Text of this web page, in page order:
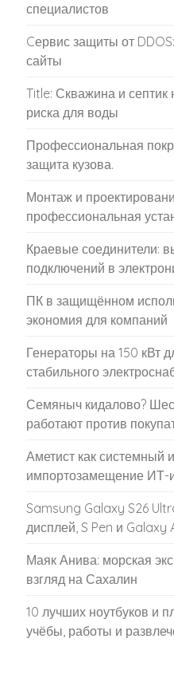
специалистов
Cервис защиты от
сайты
Title: Скважина и септик
риска для воды
Профессиональная
защита кузова.
Монтаж и
профессиональная
Краевые соединители:
подключений в
ПК в защищённом
экономия для компаний
Генераторы на 150 кВт
стабильного
Семяныч кидалово?
работают против
Аметист как системный
импортозамещение ИТ-
Samsung Galaxy S26
дисплей, S Pen и Galaxy
Маяк Анива: морская
взгляд на Сахалин
10 лучших ноутбуков и
учёбы, работы и